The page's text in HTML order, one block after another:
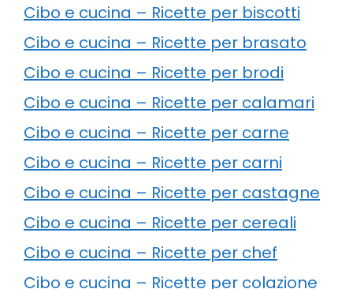
Cibo e cucina – Ricette per biscotti
Cibo e cucina – Ricette per brasato
Cibo e cucina – Ricette per brodi
Cibo e cucina – Ricette per calamari
Cibo e cucina – Ricette per carne
Cibo e cucina – Ricette per carni
Cibo e cucina – Ricette per castagne
Cibo e cucina – Ricette per cereali
Cibo e cucina – Ricette per chef
Cibo e cucina – Ricette per colazione